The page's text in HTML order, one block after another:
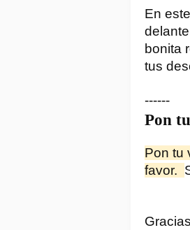
En
bonita
tus
------
Pon
Pon tu
favor.